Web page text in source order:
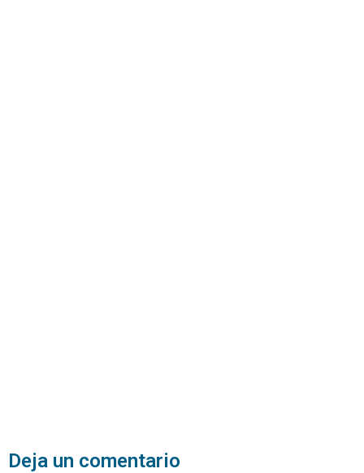
Deja un comentario